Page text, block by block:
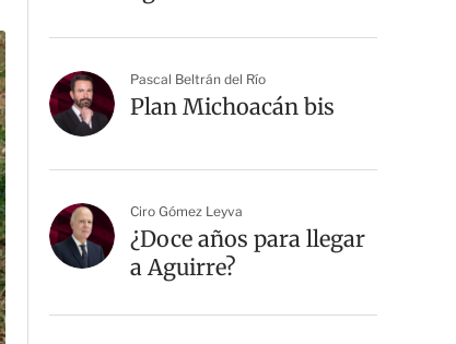
Pascal Beltrán del Río
Plan Michoacán bis
Ciro Gómez Leyva
¿Doce años para llegar
a Aguirre?